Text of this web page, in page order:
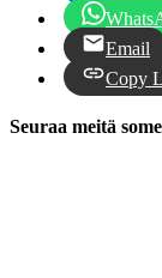
Email
Copy
Seuraa meitä